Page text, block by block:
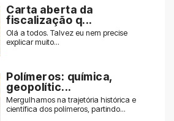
Carta aberta da
fiscalização q...
Olá a todos. Talvez eu nem precise
explicar muito...
Polímeros: química,
geopolític...
Mergulhamos na trajetória histórica e
científica dos polímeros, partindo...